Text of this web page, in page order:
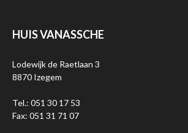
HUIS VANASSCHE
Lodewijk de Raetlaan 3
8870 Izegem
Tel.: 051 30 17 53
Fax: 051 31 71 07